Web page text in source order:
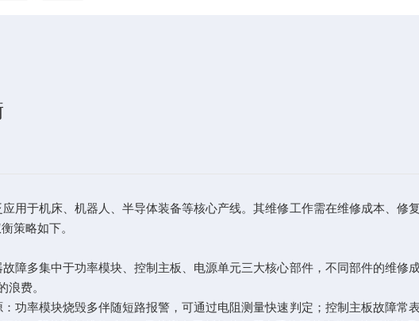
于机床、机器人、半导体装备等核心产线。其维修工作需在维修成本、修
策略如下。
多集中于功率模块、控制主板、电源单元三大核心部件，不同部件的维修
浪费。
率模块烧毁多伴随短路报警，可通过电阻测量快速判定；控制主板故障常